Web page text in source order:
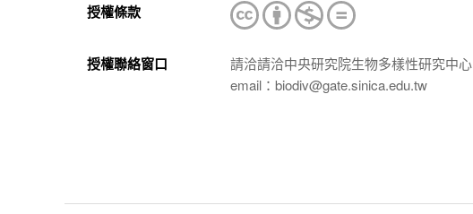
授權條款
授權聯絡窗口
請洽請洽中央研究院生物多樣性研究中心
email：biodiv@gate.sinica.edu.tw